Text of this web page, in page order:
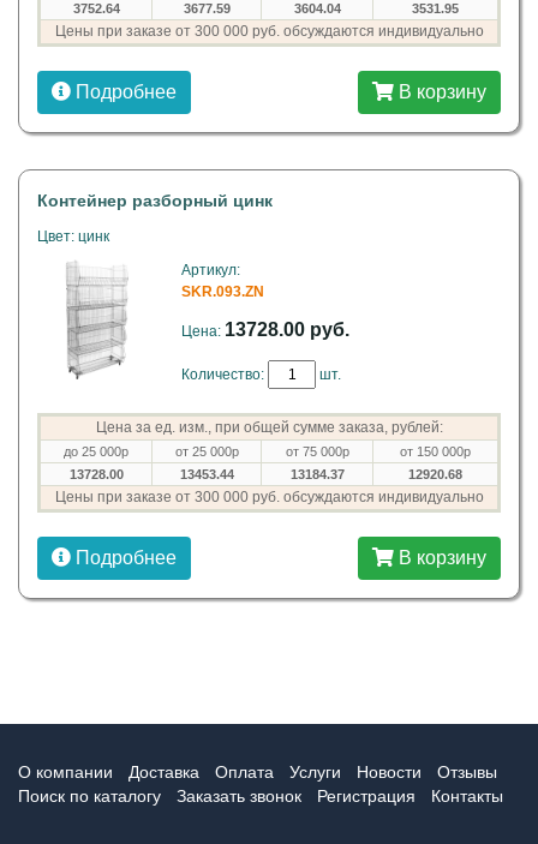
3752.64
3677.59 3604.04 3531.95
Цены при заказе от 300 000 руб. обсуждаются индивидуально
Подробнее В корзину
Контейнер разборный цинк
Цвет: цинк
Артикул:
SKR.093.ZN
Цена: 13728.00 руб.
Количество: шт.
Цена за ед. изм., при общей сумме заказа, рублей:
до 25 000р от 25 000р от 75 000р
от 150 000р
13728.00
13453.44 13184.37 12920.68
Цены при заказе от 300 000 руб. обсуждаются индивидуально
Подробнее В корзину
О компании Доставка Оплата Услуги Новости
Отзывы
Поиск по каталогу
Заказать звонок Регистрация Контакты